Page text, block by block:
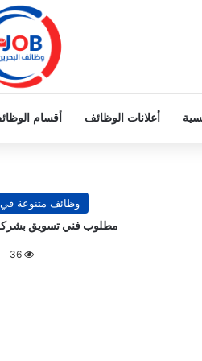
أعلانات الوظائف أقسام
وظائف متنوعة في
مطلوب فني تسويق
36